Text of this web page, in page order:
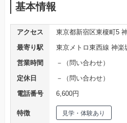
基本情報
アクセス
東京都新宿区東榎町5
最寄り駅
東京メトロ東西線 神楽
営業時間
－（問い合わせ）
定休日
－（問い合わせ）
電話番号
6,600円
特徴 見学・体験あり